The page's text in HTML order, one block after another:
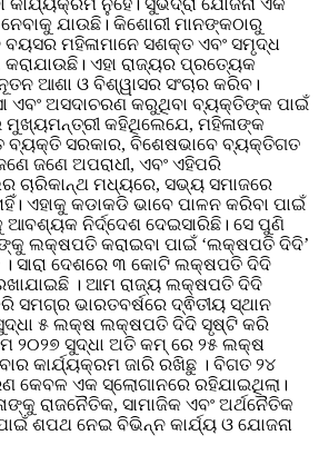
ଯାଉଛି। କିଶୋରୀ ମାନଙ୍କଠାରୁ
ମହିଳାମାନେ ସଶକ୍ତ ଏବଂ ସମୃଦ୍ଧ
ଏହା ରାଜ୍ୟର ପ୍ରତ୍ୟେକ
ଆଶା ଓ ବିଶ୍ୱାସର ସଂଚାର କରିବ।
ଏବଂ ଅସଦାଚରଣ କରୁଥିବା ବ୍ୟକ୍ତିଙ୍କ ପାଇଁ
ମୁଖ୍ୟମନ୍ତ୍ରୀ କହିଥିଲେଯେ, ମହିଳାଙ୍କ
ବ୍ୟକ୍ତି ସରକାର, ବିଶେଷଭାବେ ବ୍ୟକ୍ତିଗତ
ଜଣେ ଅପରାଧୀ, ଏବଂ ଏହିପରି
ଚାରିକାନ୍ଥ ମଧ୍ୟରେ, ସଭ୍ୟ ସମାଜରେ
ଏହାକୁ କଡାକଡି ଭାବେ ପାଳନ କରିବା ପାଇଁ
ଆବଶ୍ୟକ ନିର୍ଦ୍ଦେଶ ଦେଇସାରିଛି। ସେ ପୁଣି
ଲକ୍ଷପତି କରାଇବା ପାଇଁ ‘ଲକ୍ଷପତି ଦିଦି’
ସାରା ଦେଶରେ ୩ କୋଟି ଲକ୍ଷପତି ଦିଦି
। ଆମ ରାଜ୍ୟ ଲକ୍ଷପତି ଦିଦି
ସମଗ୍ର ଭାରତବର୍ଷରେ ଦ୍ଵିତୀୟ ସ୍ଥାନ
ସୁଦ୍ଧା ୫ ଲକ୍ଷ ଲକ୍ଷପତି ଦିଦି ସୃଷ୍ଟି କରି
୨୦୨୭ ସୁଦ୍ଧା ଅତି କମ୍ ରେ ୨୫ ଲକ୍ଷ
କାର୍ଯ୍ୟକ୍ରମ ଜାରି ରଖିଛୁ । ବିଗତ ୨୪
କେବଳ ଏକ ସ୍ଲୋଗାନରେ ରହିଯାଇଥିଲା।
ରାଜନୈତିକ, ସାମାଜିକ ଏବଂ ଅର୍ଥନୈତିକ
ଶପଥ ନେଇ ବିଭିନ୍ନ କାର୍ଯ୍ୟ ଓ ଯୋଜନା